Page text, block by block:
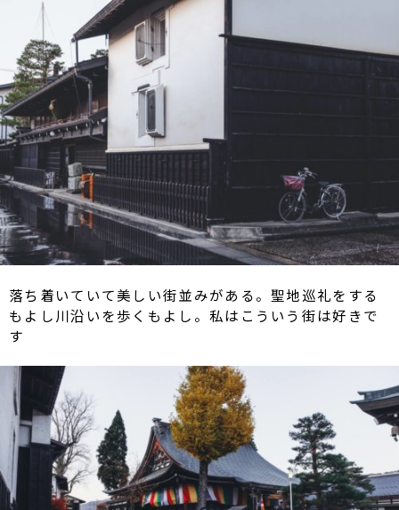
落ち着いていて美しい街並みがある。聖地巡礼をする
もよし川沿いを歩くもよし。私はこういう街は好きで
す